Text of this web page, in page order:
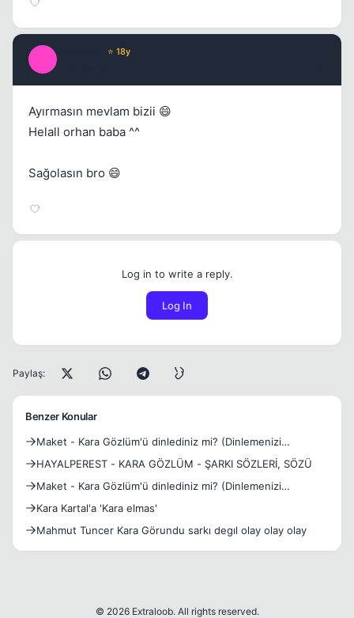
⭐ 18y
Ayırmasın mevlam bizii 😄
Helall orhan baba ^^
Sağolasın bro 😄
Log in to write a reply.
Log In
Paylaş:
Benzer Konular
Maket - Kara Gözlüm'ü dinlediniz mi? (Dinlemenizi
Öneririm)
HAYALPEREST - KARA GÖZLÜM - ŞARKI SÖZLERİ, SÖZÜ
Maket - Kara Gözlüm'ü dinlediniz mi? (Dinlemenizi
Öneririm)
Kara Kartal'a 'Kara elmas'
Mahmut Tuncer Kara Görundu sarkı degıl olay olay olay
© 2026 Extraloob. All rights reserved.